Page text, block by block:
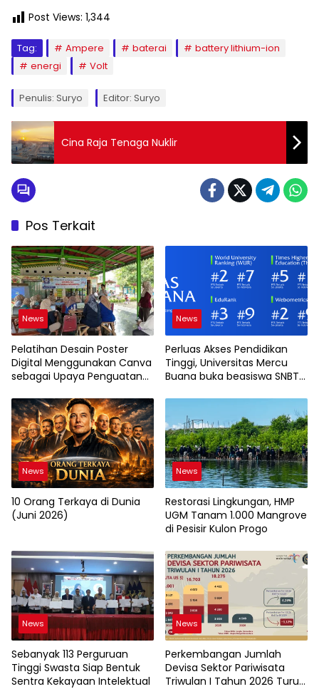
Post Views: 1,344
Tag: Ampere baterai
battery lithium-ion
energi
Volt
Penulis: Suryo Editor: Suryo
Cina Raja Tenaga Nuklir
Pos Terkait
News
Pelatihan Desain Poster
Digital Menggunakan Canva
sebagai Upaya Penguatan
Kader PKK Kelurahan Bambu
Apus
News
Perluas Akses Pendidikan
Tinggi, Universitas Mercu
Buana buka beasiswa SNBT
News
10 Orang Terkaya di Dunia
(Juni 2026)
News
Restorasi Lingkungan, HMP
UGM Tanam 1.000 Mangrove
di Pesisir Kulon Progo
News
Sebanyak 113 Perguruan
Tinggi Swasta Siap Bentuk
Sentra Kekayaan Intelektual
News
Perkembangan Jumlah
Devisa Sektor Pariwisata
Triwulan I Tahun 2026 Turun